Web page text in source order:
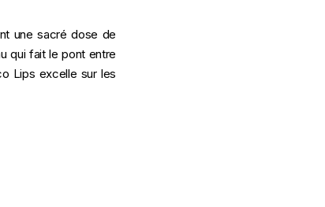
une sacré dose de
qui fait le pont entre
Lips excelle sur les